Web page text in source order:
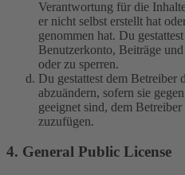
Verantwortung für die
er nicht selbst erstellt hat
genommen hat. Du
Benutzerkonto, Beiträge
oder zu sperren.
Du gestattest dem Betreiber
abzuändern, sofern sie
geeignet sind, dem
zuzufügen.
4. General Public License